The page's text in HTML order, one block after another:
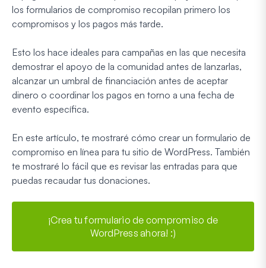
los formularios de compromiso recopilan primero los
compromisos y los pagos más tarde.
Esto los hace ideales para campañas en las que necesita
demostrar el apoyo de la comunidad antes de lanzarlas,
alcanzar un umbral de financiación antes de aceptar
dinero o coordinar los pagos en torno a una fecha de
evento específica.
En este artículo, te mostraré cómo crear un formulario de
compromiso en línea para tu sitio de WordPress. También
te mostraré lo fácil que es revisar las entradas para que
puedas recaudar tus donaciones.
¡Crea tu formulario de compromiso de
WordPress ahora! :)